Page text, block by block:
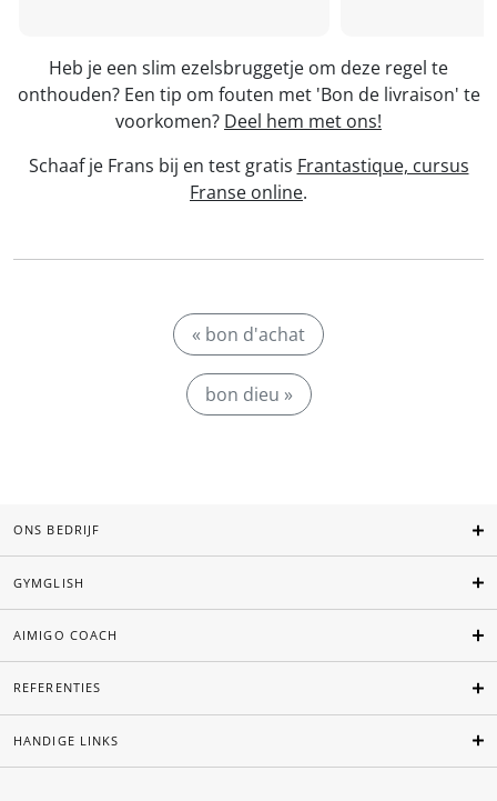
Heb je een slim ezelsbruggetje om deze regel te
onthouden? Een tip om fouten met 'Bon de livraison' te
voorkomen? Deel hem met ons!
Schaaf je Frans bij en test gratis Frantastique, cursus
Franse online.
« bon d'achat
bon dieu »
ONS BEDRIJF
GYMGLISH
AIMIGO COACH
REFERENTIES
HANDIGE LINKS